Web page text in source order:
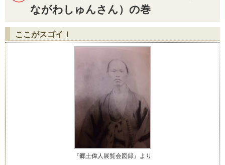
ながわしゅんさん）の巻
ここがスゴイ！
『郷土偉人展覧会図録』より